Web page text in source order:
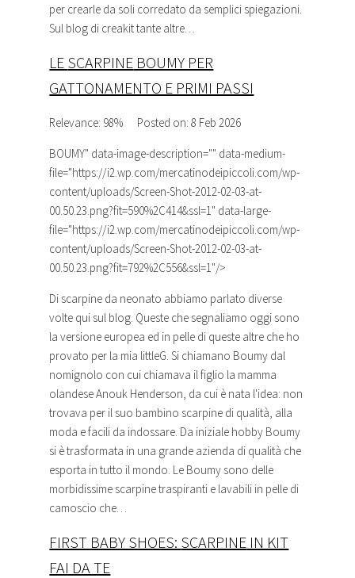
per crearle da soli corredato da semplici spiegazioni.
Sul blog di creakit tante altre…
LE SCARPINE BOUMY PER
GATTONAMENTO E PRIMI PASSI
Relevance: 98% Posted on: 8 Feb 2026
BOUMY" data-image-description="" data-medium-
file="https://i2.wp.com/mercatinodeipiccoli.com/wp-
content/uploads/Screen-Shot-2012-02-03-at-
00.50.23.png?fit=590%2C414&ssl=1" data-large-
file="https://i2.wp.com/mercatinodeipiccoli.com/wp-
content/uploads/Screen-Shot-2012-02-03-at-
00.50.23.png?fit=792%2C556&ssl=1"/>
Di scarpine da neonato abbiamo parlato diverse
volte qui sul blog. Queste che segnaliamo oggi sono
la versione europea ed in pelle di queste altre che ho
provato per la mia littleG. Si chiamano Boumy dal
nomignolo con cui chiamava il figlio la mamma
olandese Anouk Henderson, da cui è nata l'idea: non
trovava per il suo bambino scarpine di qualità, alla
moda e facili da indossare. Da iniziale hobby Boumy
si è trasformata in una grande azienda di qualità che
esporta in tutto il mondo. Le Boumy sono delle
morbidissime scarpinetraspiranti e lavabili in pelle di
camoscio che…
FIRST BABY SHOES: SCARPINE IN KIT
FAI DA TE